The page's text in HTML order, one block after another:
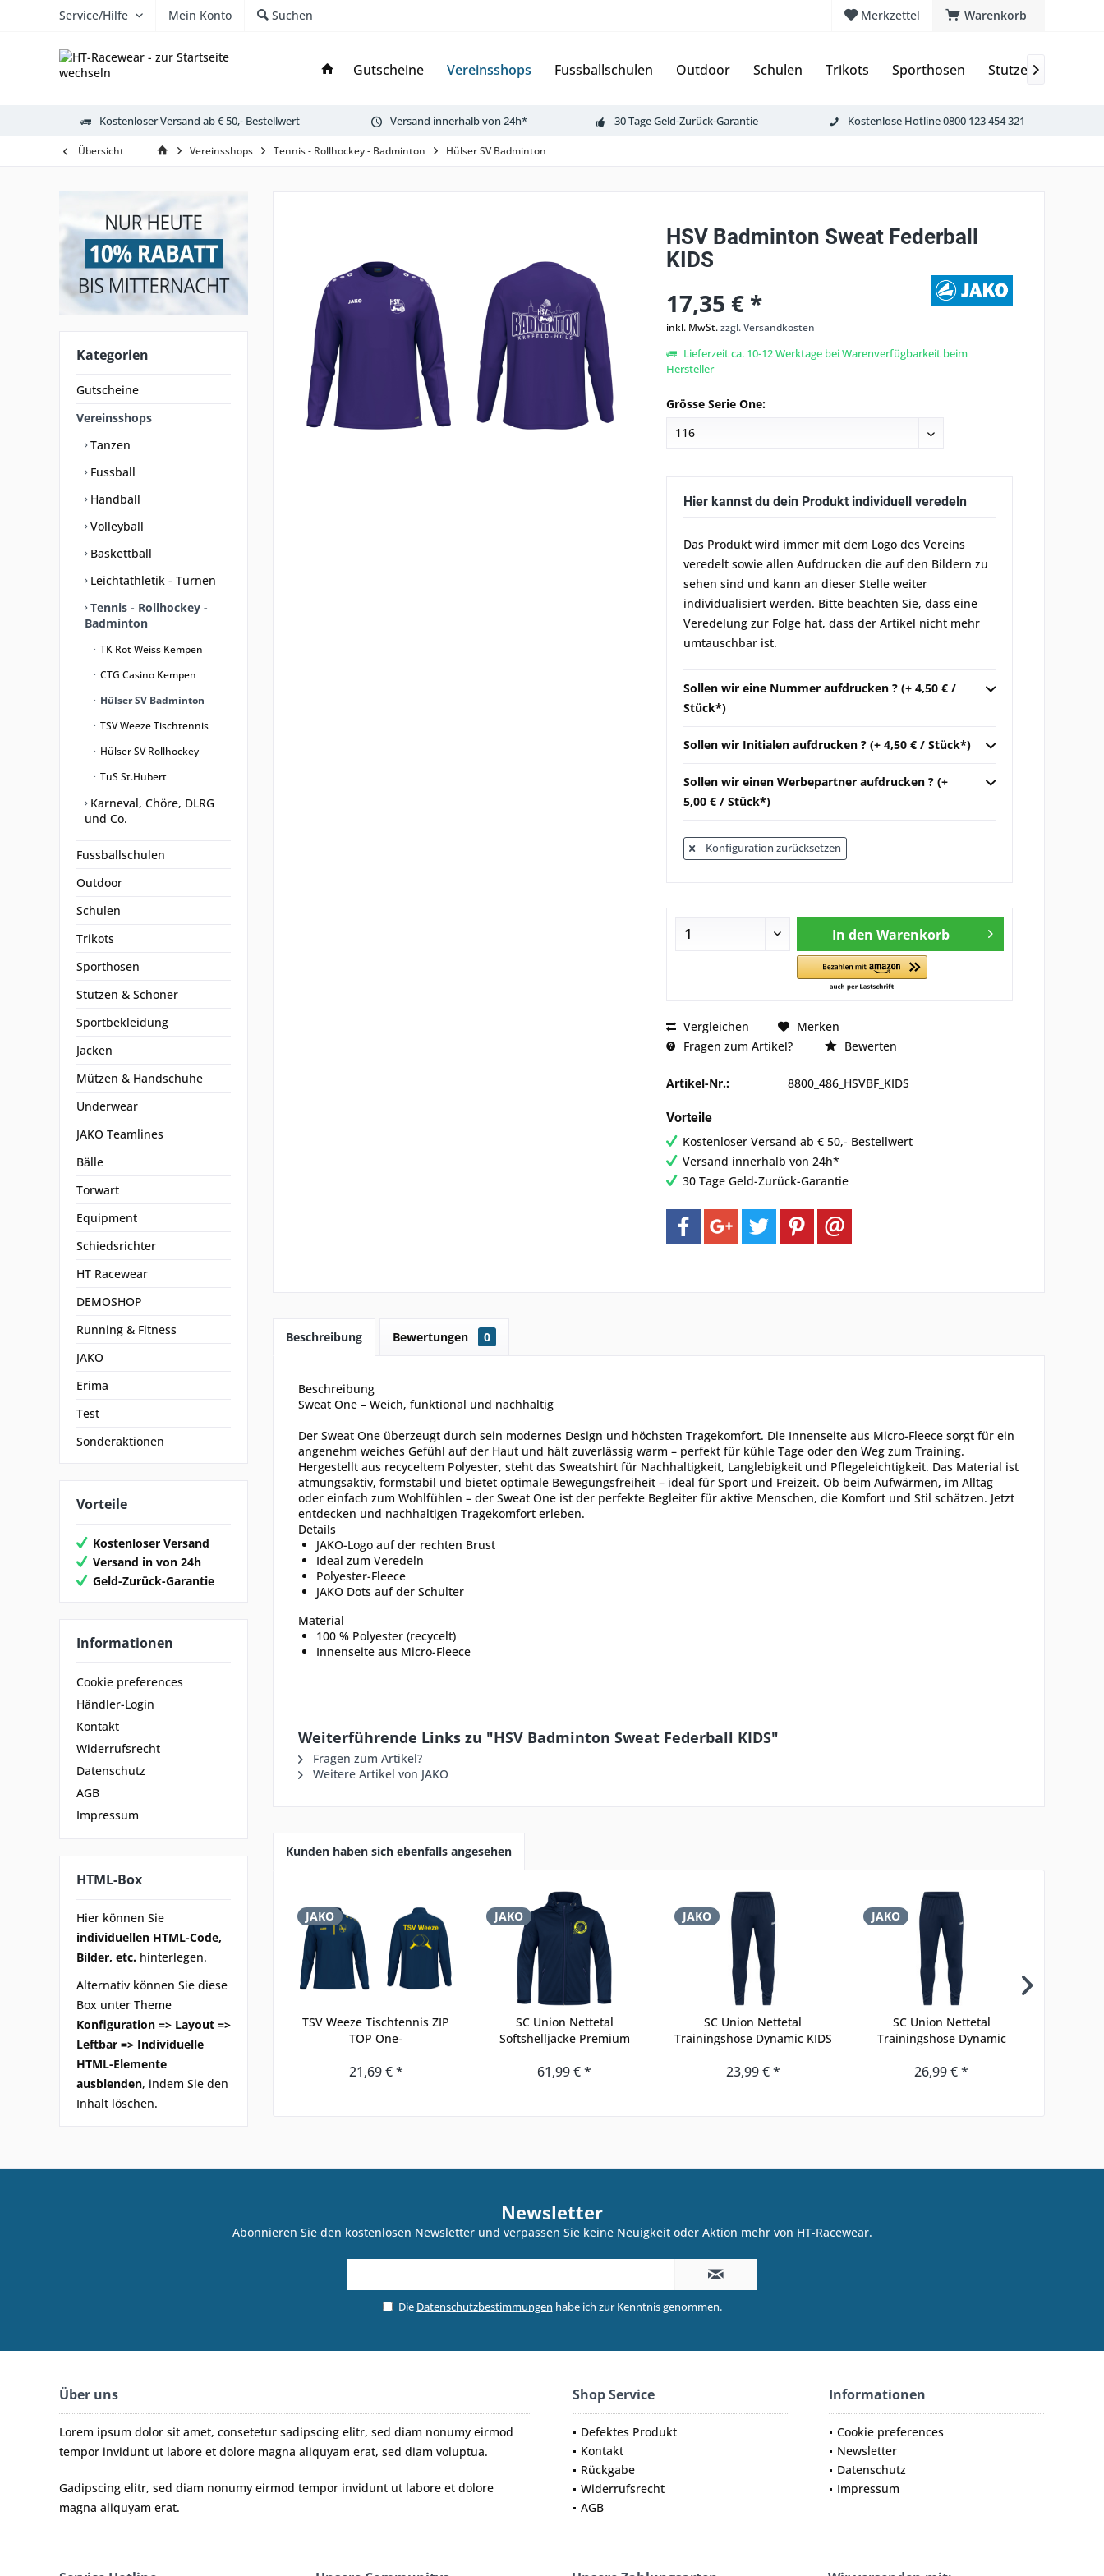
Warenkorb
Merkzettel
Service/Hilfe Mein Konto Suchen
Gutscheine Vereinsshops Fussballschulen Outdoor Schulen Trikots Sporthosen Stutzen & Schoner

Kostenloser Versand ab € 50,- Bestellwert Versand innerhalb von 24h* 30 Tage Geld-Zurück-Garantie Kostenlose Hotline 0800 123 454 321
Übersicht Vereinsshops Tennis - Rollhockey - Badminton Hülser SV Badminton
Kategorien
Gutscheine
Vereinsshops
Tanzen
Fussball
Handball
Volleyball
Baskettball
Leichtathletik - Turnen
Tennis - Rollhockey -
Badminton
TK Rot Weiss Kempen
CTG Casino Kempen
Hülser SV Badminton
TSV Weeze Tischtennis
Hülser SV Rollhockey
TuS St.Hubert
Karneval, Chöre, DLRG
und Co.
Fussballschulen
Outdoor
Schulen
Trikots
Sporthosen
Stutzen & Schoner
Sportbekleidung
Jacken
Mützen & Handschuhe
Underwear
JAKO Teamlines
Bälle
Torwart
Equipment
Schiedsrichter
HT Racewear
DEMOSHOP
Running & Fitness
JAKO
Erima
Test
Sonderaktionen
Vorteile
Kostenloser Versand
Versand in von 24h
Geld-Zurück-Garantie
Informationen
Cookie preferences
Händler-Login
Kontakt
Widerrufsrecht
Datenschutz
AGB
Impressum
HTML-Box
Hier können Sie
individuellen HTML-Code,
Bilder, etc. hinterlegen.
Alternativ können Sie diese
Box unter Theme
Konfiguration => Layout =>
Leftbar => Individuelle
HTML-Elemente
ausblenden, indem Sie den
Inhalt löschen.
HSV Badminton Sweat Federball
KIDS
17,35 € *
inkl. MwSt.zzgl. Versandkosten
Lieferzeit ca. 10-12 Werktage bei Warenverfügbarkeit beim
Hersteller
Grösse Serie One:
Hier kannst du dein Produkt individuell veredeln
Das Produkt wird immer mit dem Logo des Vereins
veredelt sowie allen Aufdrucken die auf den Bildern zu
sehen sind und kann an dieser Stelle weiter
individualisiert werden. Bitte beachten Sie, dass eine
Veredelung zur Folge hat, dass der Artikel nicht mehr
umtauschbar ist.
Sollen wir eine Nummer aufdrucken ? (+ 4,50 € /
Stück*)
Sollen wir Initialen aufdrucken ? (+ 4,50 € / Stück*)
Sollen wir einen Werbepartner aufdrucken ? (+
5,00 € / Stück*)
Konfiguration zurücksetzen
In den Warenkorb
Vergleichen
Merken
Fragen zum Artikel?
Bewerten
Artikel-Nr.: 8800_486_HSVBF_KIDS
Vorteile
Kostenloser Versand ab € 50,- Bestellwert
Versand innerhalb von 24h*
30 Tage Geld-Zurück-Garantie
Beschreibung Bewertungen 0
Beschreibung
Sweat One – Weich, funktional und nachhaltig
Der Sweat One überzeugt durch sein modernes Design und höchsten Tragekomfort. Die Innenseite aus Micro-Fleece sorgt für ein
angenehm weiches Gefühl auf der Haut und hält zuverlässig warm – perfekt für kühle Tage oder den Weg zum Training.
Hergestellt aus recyceltem Polyester, steht das Sweatshirt für Nachhaltigkeit, Langlebigkeit und Pflegeleichtigkeit. Das Material ist
atmungsaktiv, formstabil und bietet optimale Bewegungsfreiheit – ideal für Sport und Freizeit. Ob beim Aufwärmen, im Alltag
oder einfach zum Wohlfühlen – der Sweat One ist der perfekte Begleiter für aktive Menschen, die Komfort und Stil schätzen. Jetzt
entdecken und nachhaltigen Tragekomfort erleben.
Details
JAKO-Logo auf der rechten Brust
Ideal zum Veredeln
Polyester-Fleece
JAKO Dots auf der Schulter
Material
100 % Polyester (recycelt)
Innenseite aus Micro-Fleece
Weiterführende Links zu "HSV Badminton Sweat Federball KIDS"
Fragen zum Artikel?
Weitere Artikel von JAKO
Kunden haben sich ebenfalls angesehen
JAKO
TSV Weeze Tischtennis ZIP
TOP One-
21,69 € *
JAKO
SC Union Nettetal
Softshelljacke Premium
61,99 € *
JAKO
SC Union Nettetal
Trainingshose Dynamic KIDS
23,99 € *
JAKO
SC Union Nettetal
Trainingshose Dynamic
26,99 € *
Newsletter
Abonnieren Sie den kostenlosen Newsletter und verpassen Sie keine Neuigkeit oder Aktion mehr von HT-Racewear.
Die Datenschutzbestimmungen habe ich zur Kenntnis genommen.
Über uns
Lorem ipsum dolor sit amet, consetetur sadipscing elitr, sed diam nonumy eirmod
tempor invidunt ut labore et dolore magna aliquyam erat, sed diam voluptua.
Gadipscing elitr, sed diam nonumy eirmod tempor invidunt ut labore et dolore
magna aliquyam erat.
Shop Service
Defektes Produkt
Kontakt
Rückgabe
Widerrufsrecht
AGB
Informationen
Cookie preferences
Newsletter
Datenschutz
Impressum